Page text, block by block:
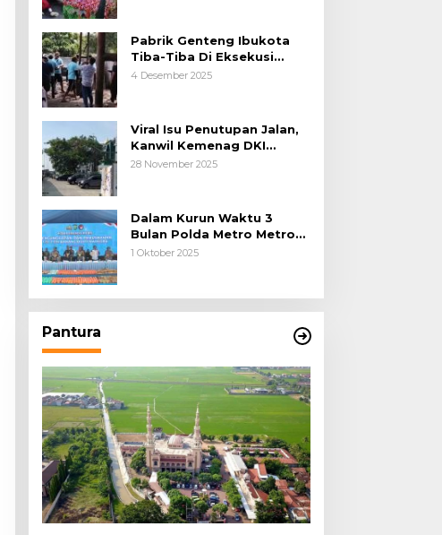
Pabrik Genteng Ibukota
Tiba-Tiba Di Eksekusi
Jurusita Pengadilan Negeri
4 Desember 2025
Viral Isu Penutupan Jalan,
Kanwil Kemenag DKI
Jakarta Luruskan Fakta
28 November 2025
Dalam Kurun Waktu 3
Bulan Polda Metro Metro
Ungkap 1,14 Ton Narkoba
1 Oktober 2025
Pantura